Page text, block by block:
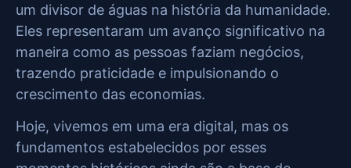
um divisor de águas na história da humanidade.
Eles representaram um avanço significativo na
maneira como as pessoas faziam negócios,
trazendo praticidade e impulsionando o
crescimento das economias.
Hoje, vivemos em uma era digital, mas os
fundamentos estabelecidos por esses